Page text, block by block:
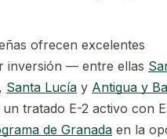
ofrecen excelentes
inversión — entre ellas
, Santa Lucía y Antigua y
tratado E-2 activo con
de Granada en la